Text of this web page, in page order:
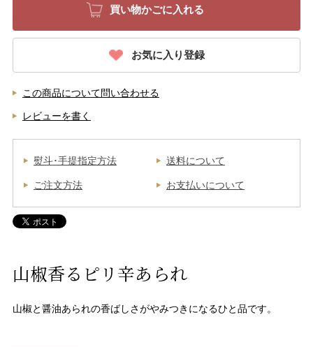
お気に入り登録
この商品について問い合わせる
レビューを書く
熨斗･手提指定方法 送料について
ご注文方法 お支払いについて
山椒香るピリ辛あられ
山椒と醤油あられの香ばしさがやみつきになるひと品です。